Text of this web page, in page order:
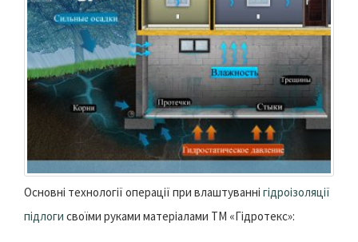
Основні технології операції при влаштуванні гідроізоляції
підлоги своїми руками матеріалами ТМ «Гідротекс»: